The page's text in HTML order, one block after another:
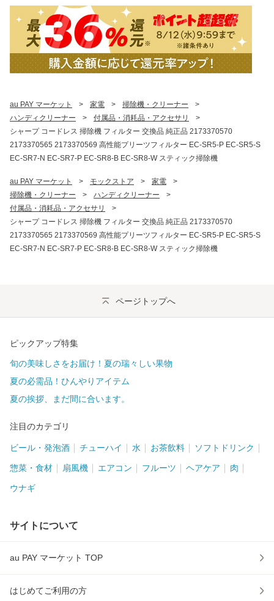
au PAY マーケット > 家電 > 掃除機・クリーナー
>
ハンディクリーナー
> 付属品・消耗品・アクセサリ
>
シャープ コードレス 掃除機 フィルター 交換品 純正品 2173370570
2173370565 2173370569 高性能プリーツフィルター EC-SR5-P EC-SR5-S
EC-SR7-N EC-SR7-P EC-SR8-B EC-SR8-W スティック掃除機
au PAY マーケット > モックストア > 家電
>
掃除機・クリーナー
> ハンディクリーナー
>
付属品・消耗品・アクセサリ
>
シャープ コードレス 掃除機 フィルター 交換品 純正品 2173370570
2173370565 2173370569 高性能プリーツフィルター EC-SR5-P EC-SR5-S
EC-SR7-N EC-SR7-P EC-SR8-B EC-SR8-W スティック掃除機
ページトップへ
ピックアップ特集
旬の美味しさをお届け！夏の瑞々しい果物
夏の必需品！ひんやりアイテム
夏の挨拶、まだ間に合います。
注目のカテゴリ
ビール・発泡酒 チューハイ 水 お茶飲料 ソフトドリンク
惣菜・食材 扇風機 エアコン フルーツ ヘアケア 肉
ウナギ
サイトについて
au PAY マーケット TOP
はじめてご利用の方